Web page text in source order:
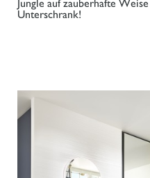
Jungle auf zauberhafte
Unterschrank!